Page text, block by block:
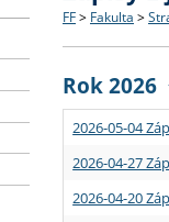
Strategie
Podpora
Učitelské
Rigorózní
Granty a
FF > Fakulta >
Rok 2026
2026-05-04
2026-04-27
2026-04-20